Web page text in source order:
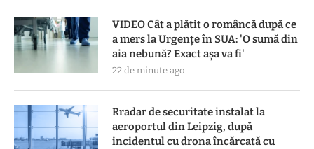
VIDEO Cât a plătit o româncă după ce
a mers la Urgențe în SUA: 'O sumă din
aia nebună? Exact așa va fi'
22 de minute ago
Rradar de securitate instalat la
aeroportul din Leipzig, după
incidentul cu drona încărcată cu